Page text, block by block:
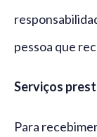
pessoa que
Serviços
Para